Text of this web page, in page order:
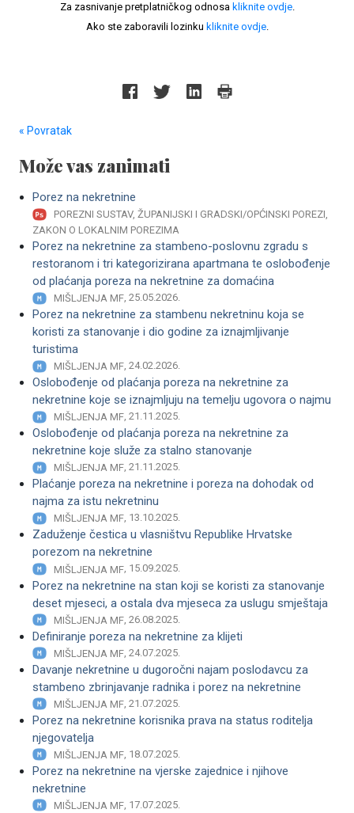
Za zasnivanje pretplatničkog odnosa kliknite ovdje.
Ako ste zaboravili lozinku kliknite ovdje.
« Povratak
Može vas zanimati
Porez na nekretnine
POREZNI SUSTAV, ŽUPANIJSKI I GRADSKI/OPĆINSKI POREZI,
ZAKON O LOKALNIM POREZIMA
Porez na nekretnine za stambeno-poslovnu zgradu s
restoranom i tri kategorizirana apartmana te oslobođenje
od plaćanja poreza na nekretnine za domaćina
MIŠLJENJA MF, 25.05.2026.
Porez na nekretnine za stambenu nekretninu koja se
koristi za stanovanje i dio godine za iznajmljivanje
turistima
MIŠLJENJA MF, 24.02.2026.
Oslobođenje od plaćanja poreza na nekretnine za
nekretnine koje se iznajmljuju na temelju ugovora o najmu
MIŠLJENJA MF, 21.11.2025.
Oslobođenje od plaćanja poreza na nekretnine za
nekretnine koje služe za stalno stanovanje
MIŠLJENJA MF, 21.11.2025.
Plaćanje poreza na nekretnine i poreza na dohodak od
najma za istu nekretninu
MIŠLJENJA MF, 13.10.2025.
Zaduženje čestica u vlasništvu Republike Hrvatske
porezom na nekretnine
MIŠLJENJA MF, 15.09.2025.
Porez na nekretnine na stan koji se koristi za stanovanje
deset mjeseci, a ostala dva mjeseca za uslugu smještaja
MIŠLJENJA MF , 26.08.2025.
Definiranje poreza na nekretnine za klijeti
MIŠLJENJA MF , 24.07.2025.
Davanje nekretnine u dugoročni najam poslodavcu za
stambeno zbrinjavanje radnika i porez na nekretnine
MIŠLJENJA MF , 21.07.2025.
Porez na nekretnine korisnika prava na status roditelja
njegovatelja
MIŠLJENJA MF , 18.07.2025.
Porez na nekretnine na vjerske zajednice i njihove
nekretnine
MIŠLJENJA MF , 17.07.2025.